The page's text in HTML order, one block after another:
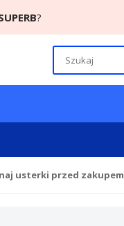
?
usterki przed zakupem